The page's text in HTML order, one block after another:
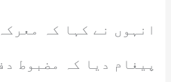
انہوں نے کہا کہ
پیغام دیا کہ مضبوط